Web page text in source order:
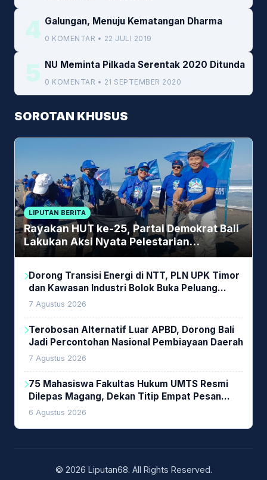
4 Galungan, Menuju Kematangan Dharma
0 KOMENTAR • 22 JULI 2019
5 NU Meminta Pilkada Serentak 2020 Ditunda
0 KOMENTAR • 21 SEPTEMBER 2020
SOROTAN KHUSUS
LIPUTAN BERITA
Rayakan HUT ke-25, Partai Demokrat Bali
Lakukan Aksi Nyata Pelestarian
Lingkungan
Dorong Transisi Energi di NTT, PLN UPK Timor
dan Kawasan Industri Bolok Buka Peluang
Investasi Woodchip untuk Cofiring PLTU Bolok
7 Agustus 2026
Terobosan Alternatif Luar APBD, Dorong Bali
Jadi Percontohan Nasional Pembiayaan Daerah
7 Agustus 2026
75 Mahasiswa Fakultas Hukum UMTS Resmi
Dilepas Magang, Dekan Titip Empat Pesan
Penting
6 Agustus 2026
© 2026 Liputan68. All Rights Reserved.